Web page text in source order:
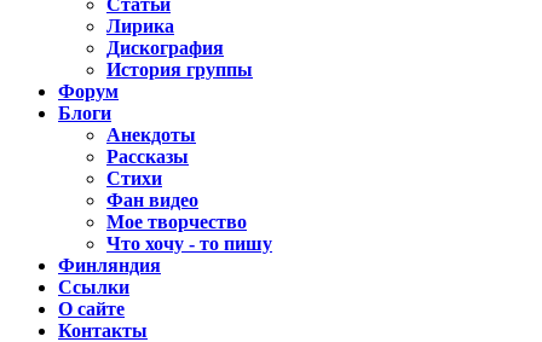
Лирика
Дискография
История группы
Форум
Блоги
Анекдоты
Рассказы
Стихи
Фан видео
Мое творчество
Что хочу - то пишу
Финляндия
Ссылки
О сайте
Контакты